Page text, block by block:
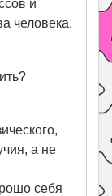
и
человека.
а не
себя